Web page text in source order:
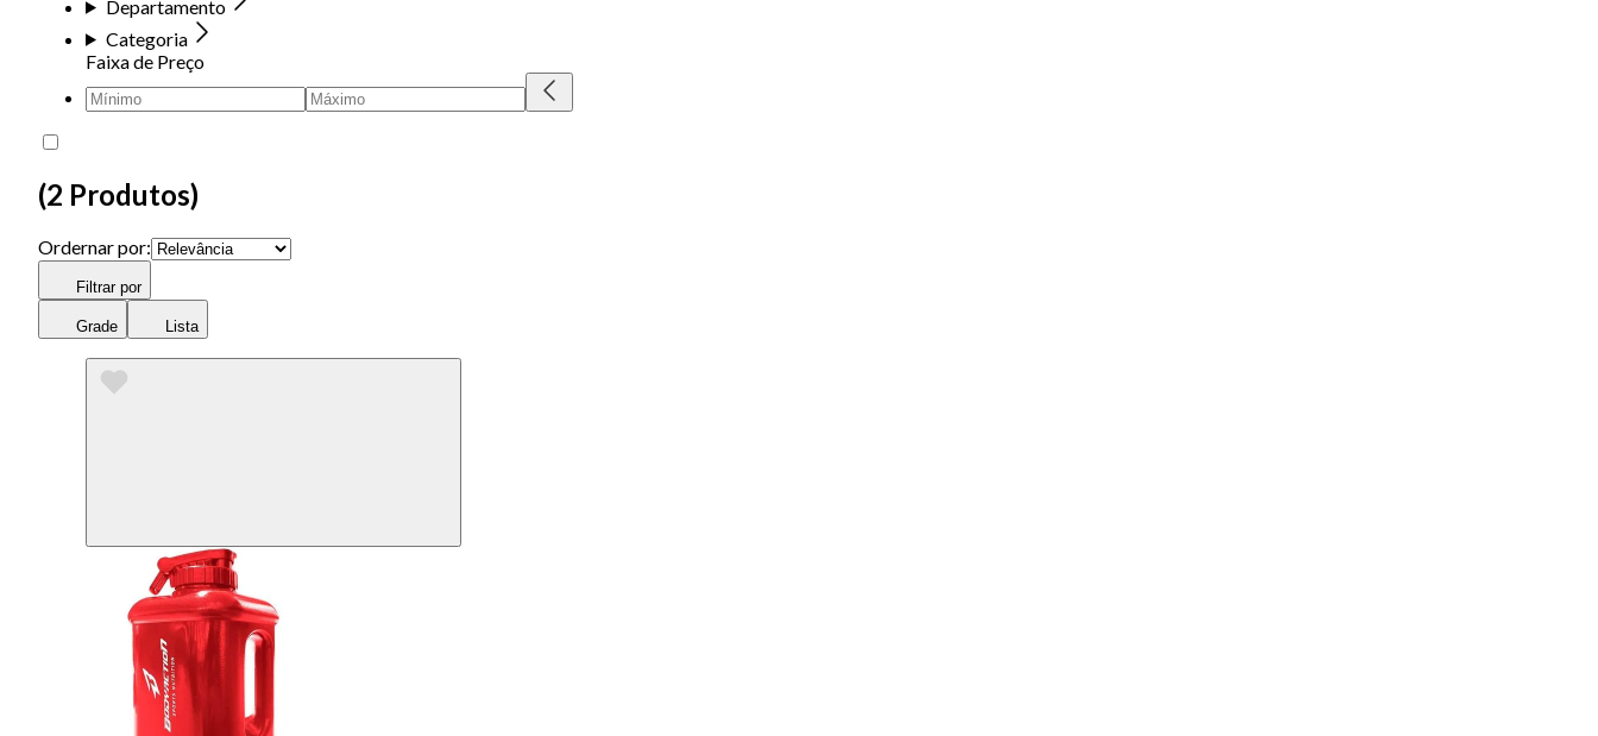
Departamento
Categoria
Faixa de Preço
(2 Produtos)
Ordernar por:
Filtrar por
Grade Lista